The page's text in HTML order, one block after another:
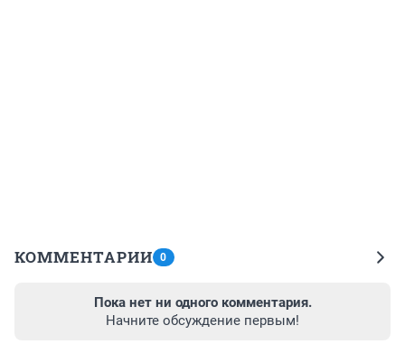
КОММЕНТАРИИ 0
Пока нет ни одного комментария.
Начните обсуждение первым!